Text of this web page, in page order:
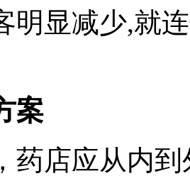
明显减少,就
案
店应从内到